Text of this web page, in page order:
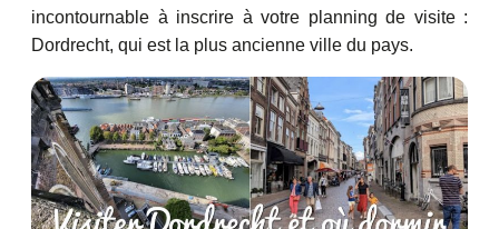
incontournable à inscrire à votre planning de visite :
Dordrecht, qui est la plus ancienne ville du pays.